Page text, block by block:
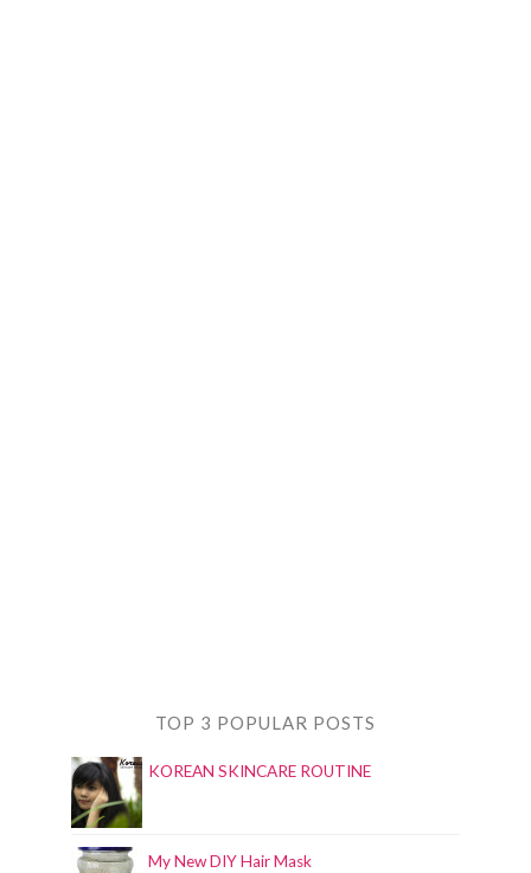
TOP 3 POPULAR POSTS
KOREAN SKINCARE ROUTINE
My New DIY Hair Mask